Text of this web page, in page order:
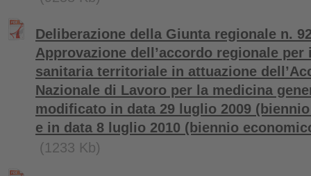
Deliberazione della Giunta regionale n.
Approvazione dell’accordo regionale
sanitaria territoriale in attuazione
Nazionale di Lavoro per la medicina
modificato in data 29 luglio 2009
e in data 8 luglio 2010 (biennio
(1233 Kb)